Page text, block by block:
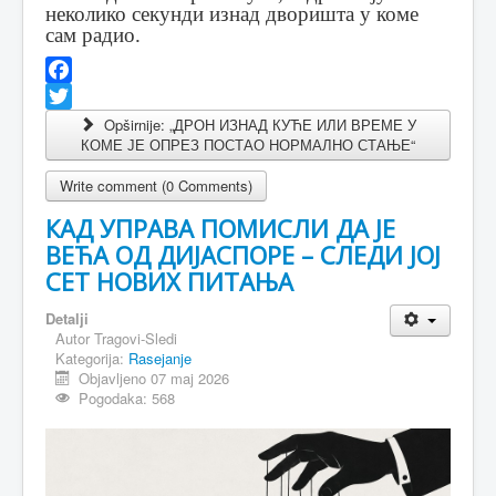
неколико секунди изнад дворишта у коме
сам радио.
Facebook
Twitter
Opširnije: „ДРОН ИЗНАД КУЋЕ ИЛИ ВРЕМЕ У
КОМЕ ЈЕ ОПРЕЗ ПОСТАО НОРМАЛНО СТАЊЕ“
Write comment (0 Comments)
КАД УПРАВА ПОМИСЛИ ДА ЈЕ
ВЕЋА ОД ДИЈАСПОРЕ – СЛЕДИ ЈОЈ
СЕТ НОВИХ ПИТАЊА
Detalji
Autor Tragovi-Sledi
Kategorija: Rasejanje
Objavljeno 07 maj 2026
Pogodaka: 568